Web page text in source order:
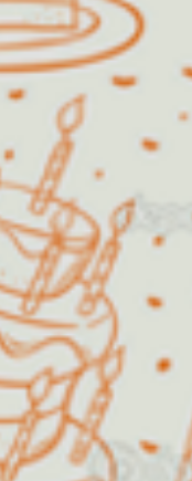
O Algodão
foi fundado
propósito de
satisfação,
dos sonhos
se tornar
Além de
estrutura
realização